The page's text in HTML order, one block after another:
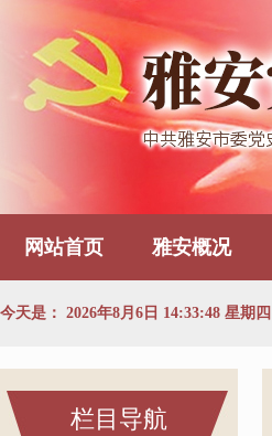
网站首页 雅安概况
今天是： 2026年8月6日 14:33:49 星期四
栏目导航